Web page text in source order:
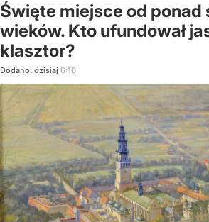
Święte miejsce od ponad
wieków. Kto ufundował
klasztor?
Dodano: dzisiaj 6:10